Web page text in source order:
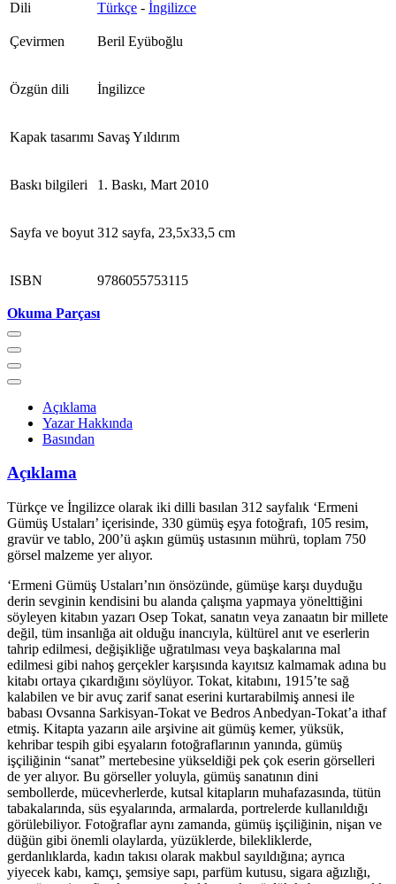
Dili Türkçe - İngilizce
Çevirmen Beril Eyüboğlu
Özgün dili İngilizce
Kapak tasarımı Savaş Yıldırım
Baskı bilgileri 1. Baskı, Mart 2010
Sayfa ve boyut 312 sayfa, 23,5x33,5 cm
ISBN 9786055753115
Okuma Parçası
Açıklama
Yazar Hakkında
Basından
Açıklama
Türkçe ve İngilizce olarak iki dilli basılan 312 sayfalık ‘Ermeni
Gümüş Ustaları’ içerisinde, 330 gümüş eşya fotoğrafı, 105 resim,
gravür ve tablo, 200’ü aşkın gümüş ustasının mührü, toplam 750
görsel malzeme yer alıyor.
‘Ermeni Gümüş Ustaları’nın önsözünde, gümüşe karşı duyduğu
derin sevginin kendisini bu alanda çalışma yapmaya yönelttiğini
söyleyen kitabın yazarı Osep Tokat, sanatın veya zanaatın bir millete
değil, tüm insanlığa ait olduğu inancıyla, kültürel anıt ve eserlerin
tahrip edilmesi, değişikliğe uğratılması veya başkalarına mal
edilmesi gibi nahoş gerçekler karşısında kayıtsız kalmamak adına bu
kitabı ortaya çıkardığını söylüyor. Tokat, kitabını, 1915’te sağ
kalabilen ve bir avuç zarif sanat eserini kurtarabilmiş annesi ile
babası Ovsanna Sarkisyan-Tokat ve Bedros Anbedyan-Tokat’a ithaf
etmiş. Kitapta yazarın aile arşivine ait gümüş kemer, yüksük,
kehribar tespih gibi eşyaların fotoğraflarının yanında, gümüş
işçiliğinin “sanat” mertebesine yükseldiği pek çok eserin görselleri
de yer alıyor. Bu görseller yoluyla, gümüş sanatının dini
sembollerde, mücevherlerde, kutsal kitapların muhafazasında, tütün
tabakalarında, süs eşyalarında, armalarda, portrelerde kullanıldığı
görülebiliyor. Fotoğraflar aynı zamanda, gümüş işçiliğinin, nişan ve
düğün gibi önemli olaylarda, yüzüklerde, bilekliklerde,
gerdanlıklarda, kadın takısı olarak makbul sayıldığına; ayrıca
yiyecek kabı, kamçı, şemsiye sapı, parfüm kutusu, sigara ağızlığı,